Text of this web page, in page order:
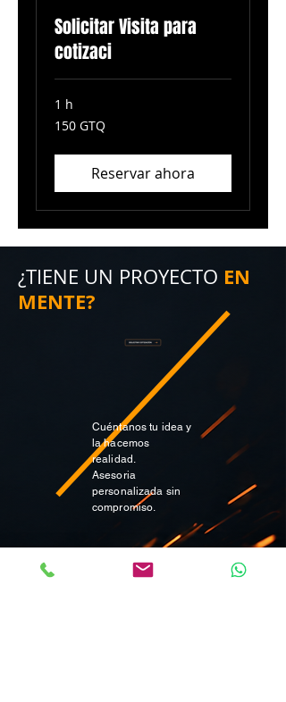
Solicitar Visita para
cotizaci
1 h
150
quetzales
150 GTQ
Reservar ahora
¿TIENE UN PROYECTO EN
MENTE?
Cuéntanos tu idea y
la hacemos
realidad.
Asesoria
personalizada sin
compromiso.
CONTACTANOS